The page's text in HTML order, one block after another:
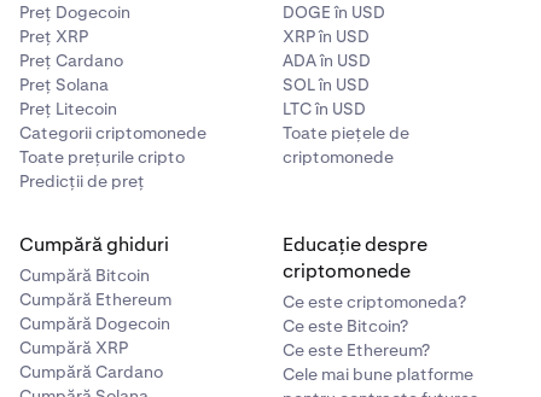
Preț Dogecoin
Preț XRP
Preț Cardano
Preț Solana
Preț Litecoin
Categorii criptomonede
Toate prețurile cripto
Predicții de preț
DOGE în USD
XRP în USD
ADA în USD
SOL în USD
LTC în USD
Toate piețele de
criptomonede
Cumpără ghiduri
Cumpără Bitcoin
Cumpără Ethereum
Cumpără Dogecoin
Cumpără XRP
Cumpără Cardano
Educație despre
criptomonede
Ce este criptomoneda?
Ce este Bitcoin?
Ce este Ethereum?
Cele mai bune platforme